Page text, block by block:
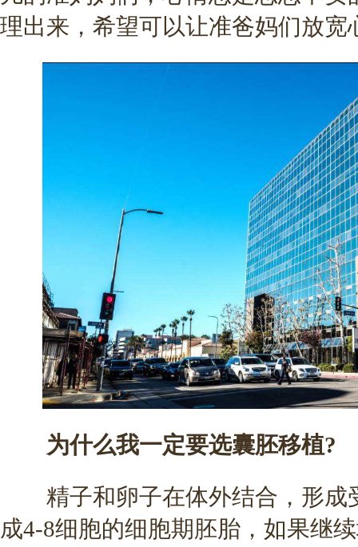
理出来，希望可以让准爸妈们放
为什么我一定要选囊胚移植?
精子和卵子在体外结合，形成
成4-8细胞的细胞期胚胎，如果继